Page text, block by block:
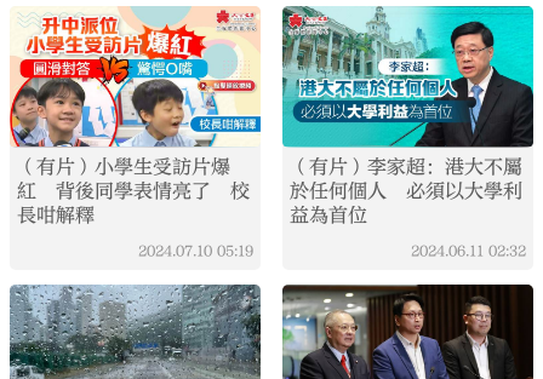
（有片）小學生受訪片爆
紅 背後同學表情亮了 校
長咁解釋
2024.07.10 05:19
（有片）李家超：港大不屬
於任何個人 必須以大學利
益為首位
2024.06.11 02:32